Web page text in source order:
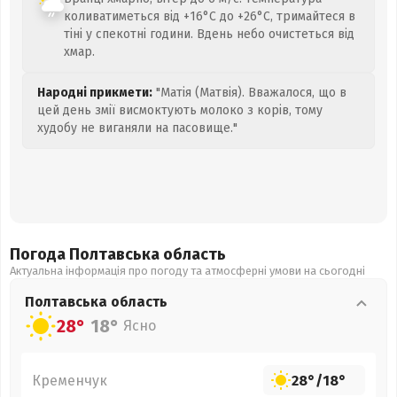
коливатиметься від +16°C до +26°C, тримайтеся в
тіні у спекотні години. Вдень небо очистеться від
хмар.
Народні прикмети: "Матія (Матвія). Вважалося, що в
цей день змії висмоктують молоко з корів, тому
худобу не виганяли на пасовище."
Погода Полтавська область
Актуальна інформація про погоду та атмосферні умови на сьогодні
Полтавська область
28° 18° Ясно
Кременчук 28°/18°